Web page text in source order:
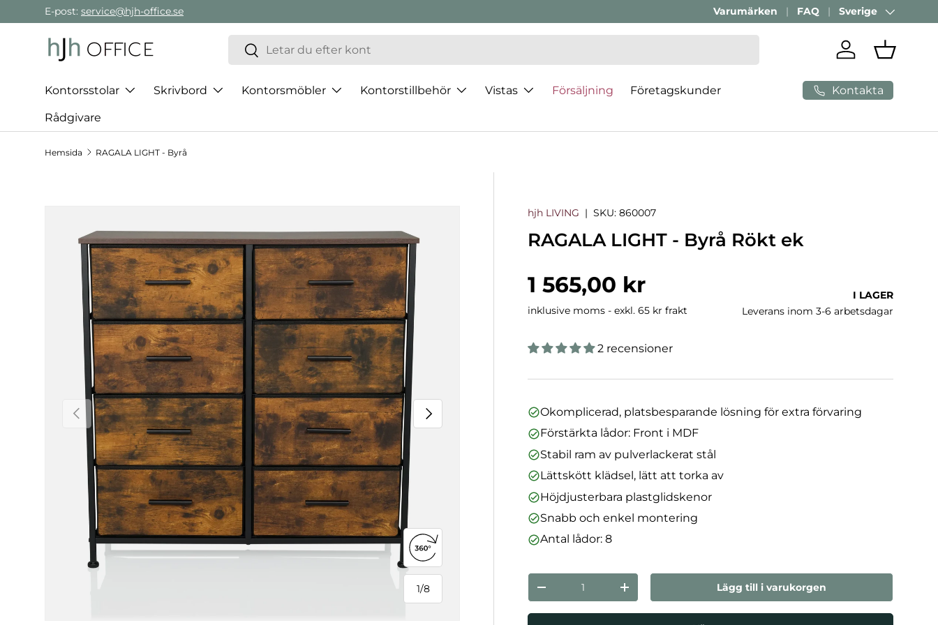
Gå direkt till innehållet
E-post: service@hjh-office.se Varumärken FAQ Land/Region
Sverige
Sök
Sök
Logga inVarukorg
Kontorsstolar Skrivbord Kontorsmöbler Kontorstillbehör Vistas Försäljning Företagskunder
Rådgivare
Kontakta
Hemsida RAGALA LIGHT - Byrå
Hoppa till produktinformation
Föregående
1/
från
8
Nästa
Öppna 360°-vy
hjh LIVING |SKU: 860007
RAGALA LIGHT - Byrå Rökt ek
Normalpris
1 565,00 kr
inklusive moms - exkl. 65 kr frakt
I LAGER
Leverans inom 3-6 arbetsdagar
2 recensioner
Okomplicerad, platsbesparande lösning för extra förvaring
Förstärkta lådor: Front i MDF
Stabil ram av pulverlackerat stål
Lättskött klädsel, lätt att torka av
Höjdjusterbara plastglidskenor
Snabb och enkel montering
Antal lådor: 8
nummer
Minska mängdenÖka kvantiteten Lägg till i varukorgen